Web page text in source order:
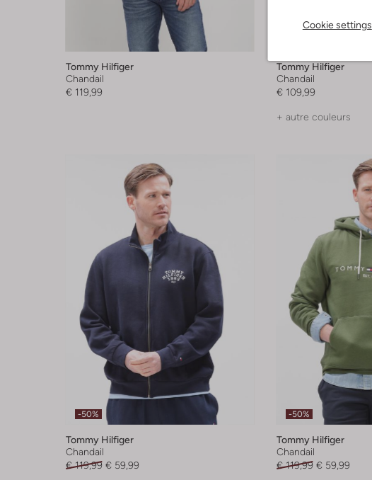
Cookie settings
Tommy Hilfiger
Chandail
€ 119,99
Tommy Hilfiger
Chandail
€ 109,99
+ autre couleurs
-50%
Tommy Hilfiger
Chandail
€ 119,99 € 59,99
-50%
Tommy Hilfiger
Chandail
€ 119,99 € 59,99